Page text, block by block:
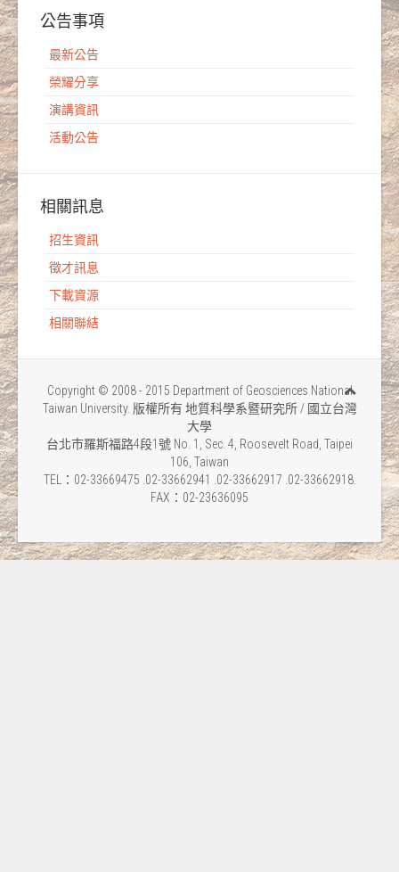
公告事項
最新公告
榮耀分享
演講資訊
活動公告
相關訊息
招生資訊
徵才訊息
下載資源
相關聯結
Copyright © 2008 - 2015 Department of Geosciences National
Taiwan University. 版權所有 地質科學系暨研究所 / 國立台灣
大學
台北市羅斯福路4段1號 No. 1, Sec. 4, Roosevelt Road, Taipei
106, Taiwan
TEL：02-33669475 .02-33662941 .02-33662917 .02-33662918.
FAX：02-23636095